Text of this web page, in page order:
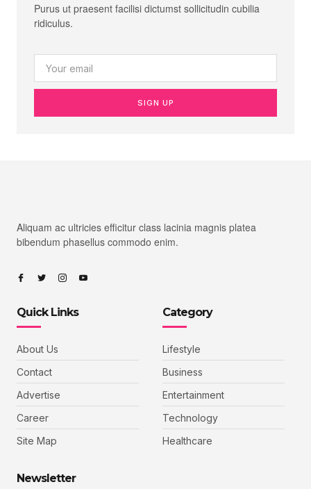
Purus ut praesent facilisi dictumst sollicitudin cubilia
ridiculus.
SIGN UP
Aliquam ac ultricies efficitur class lacinia magnis platea
bibendum phasellus commodo enim.
Quick Links
About Us
Contact
Advertise
Career
Site Map
Category
Lifestyle
Business
Entertainment
Technology
Healthcare
Newsletter